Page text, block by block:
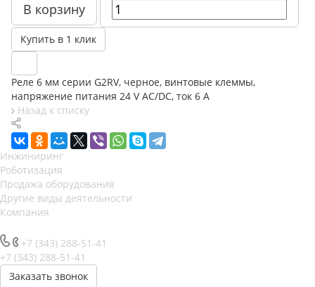
В корзину
Купить в 1 клик
Реле 6 мм серии G2RV, черное, винтовые клеммы,
напряжение питания 24 V AC/DC, ток 6 A
Назад к списку
Инжиниринг
Роботизация
Продажа оборудования
Другие виды деятельности
Компания
+7 (343) 288-51-41
+7 (343) 288-51-41
Заказать звонок